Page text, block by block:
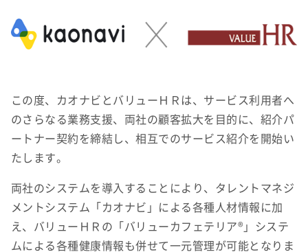
この度、カオナビとバリューＨＲは、サービス利用者へ
のさらなる業務支援、両社の顧客拡大を目的に、紹介パ
ートナー契約を締結し、相互でのサービス紹介を開始い
たします。
両社のシステムを導入することにより、タレントマネジ
メントシステム「カオナビ」による各種人材情報に加
え、バリューＨＲの「バリューカフェテリア®」システ
ムによる各種健康情報も併せて一元管理が可能となりま